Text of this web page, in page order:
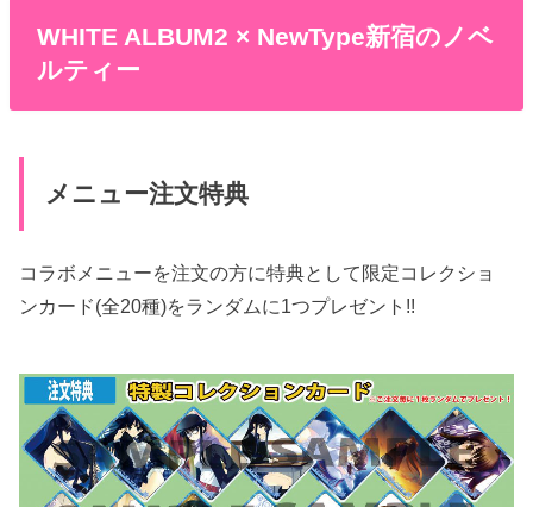
WHITE ALBUM2 × NewType新宿のノベ
ルティー
メニュー注文特典
コラボメニューを注文の方に特典として限定コレクショ
ンカード(全20種)をランダムに1つプレゼント!!